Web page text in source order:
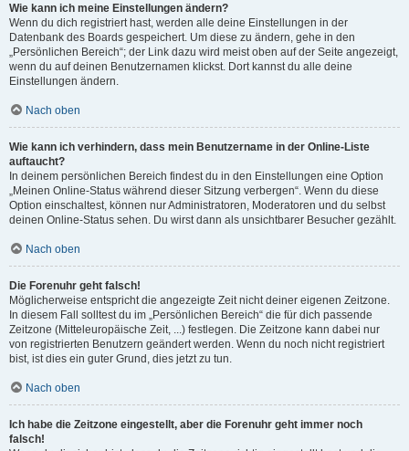
Wie kann ich meine Einstellungen ändern?
Wenn du dich registriert hast, werden alle deine Einstellungen in der
Datenbank des Boards gespeichert. Um diese zu ändern, gehe in den
„Persönlichen Bereich“; der Link dazu wird meist oben auf der Seite angezeigt,
wenn du auf deinen Benutzernamen klickst. Dort kannst du alle deine
Einstellungen ändern.
Nach oben
Wie kann ich verhindern, dass mein Benutzername in der Online-Liste
auftaucht?
In deinem persönlichen Bereich findest du in den Einstellungen eine Option
„Meinen Online-Status während dieser Sitzung verbergen“. Wenn du diese
Option einschaltest, können nur Administratoren, Moderatoren und du selbst
deinen Online-Status sehen. Du wirst dann als unsichtbarer Besucher gezählt.
Nach oben
Die Forenuhr geht falsch!
Möglicherweise entspricht die angezeigte Zeit nicht deiner eigenen Zeitzone.
In diesem Fall solltest du im „Persönlichen Bereich“ die für dich passende
Zeitzone (Mitteleuropäische Zeit, ...) festlegen. Die Zeitzone kann dabei nur
von registrierten Benutzern geändert werden. Wenn du noch nicht registriert
bist, ist dies ein guter Grund, dies jetzt zu tun.
Nach oben
Ich habe die Zeitzone eingestellt, aber die Forenuhr geht immer noch
falsch!